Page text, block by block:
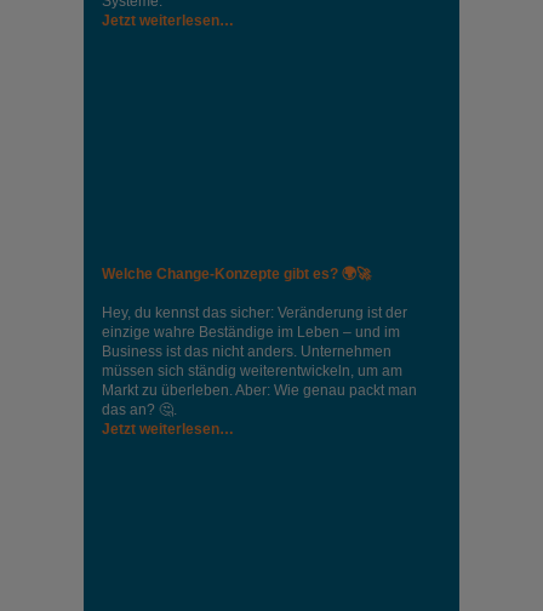
Jetzt weiterlesen…
Welche Change-Konzepte gibt es? 🌍🚀
Hey, du kennst das sicher: Veränderung ist der
einzige wahre Beständige im Leben – und im
Business ist das nicht anders. Unternehmen
müssen sich ständig weiterentwickeln, um am
Markt zu überleben. Aber: Wie genau packt man
das an? 🤔.
Jetzt weiterlesen…